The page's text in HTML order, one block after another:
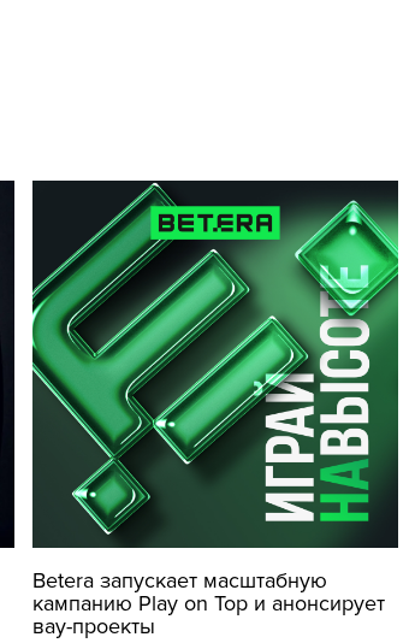
Betera запускает масштабную
кампанию Play on Top и анонсирует
вау-проекты